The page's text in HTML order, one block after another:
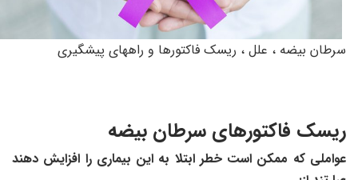
سرطان بیضه ، علل ، ریسک فاکتورها و راههای پیشگیری
ریسک فاکتورهای سرطان بیضه
عواملی که ممکن است خطر ابتلا به این بیماری را افزایش دهند